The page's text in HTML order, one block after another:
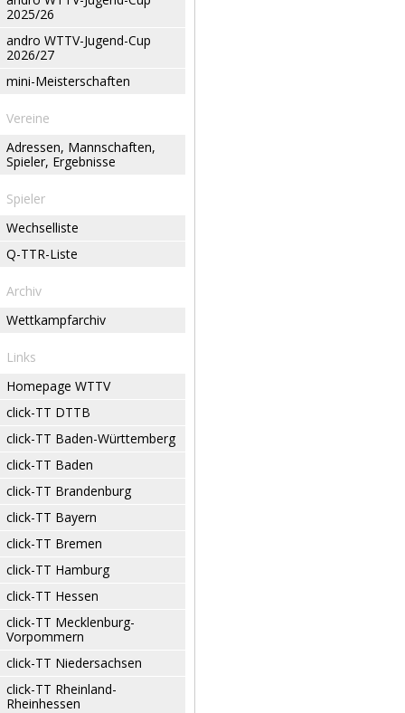
2025/26
andro WTTV-Jugend-Cup
2026/27
mini-Meisterschaften
Vereine
Adressen, Mannschaften,
Spieler, Ergebnisse
Spieler
Wechselliste
Q-TTR-Liste
Archiv
Wettkampfarchiv
Links
Homepage WTTV
click-TT DTTB
click-TT Baden-Württemberg
click-TT Baden
click-TT Brandenburg
click-TT Bayern
click-TT Bremen
click-TT Hamburg
click-TT Hessen
click-TT Mecklenburg-
Vorpommern
click-TT Niedersachsen
click-TT Rheinland-
Rheinhessen